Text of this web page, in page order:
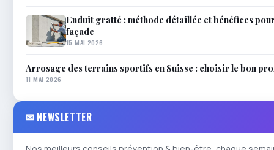
Enduit gratté : méthode détaillée et bénéfices
façade
15 MAI 2026
Arrosage des terrains sportifs en Suisse : choisir le bon
11 MAI 2026
✉ NEWSLETTER